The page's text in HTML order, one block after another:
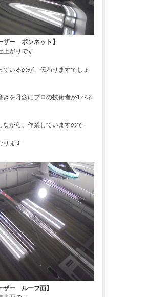
ザー ボンネット】
上がりです
いるのが、伝わりますでしょ
きを丹念にプロの技術者が1パネ
ながら、作業していますので
ります
ザー ルーフ面】